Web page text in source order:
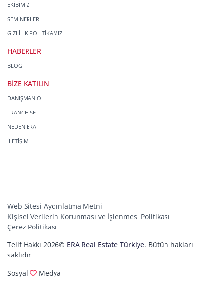
EKİBİMİZ
SEMİNERLER
GİZLİLİK POLİTİKAMIZ
HABERLER
BLOG
BİZE KATILIN
DANIŞMAN OL
FRANCHISE
NEDEN ERA
İLETİŞİM
Web Sitesi Aydınlatma Metni
Kişisel Verilerin Korunması ve İşlenmesi Politikası
Çerez Politikası
Telif Hakkı 2026© ERA Real Estate Türkiye. Bütün hakları
saklıdır.
Sosyal
Medya